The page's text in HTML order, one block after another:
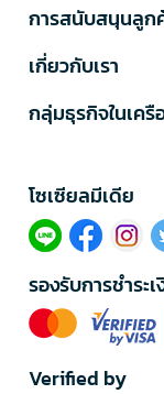
การสนับสนุนลูก
เกี่ยวกับเรา
กลุ่มธุรกิจในเครื
โซเซียลมีเดีย​
รองรับการชำระเ
Verified by